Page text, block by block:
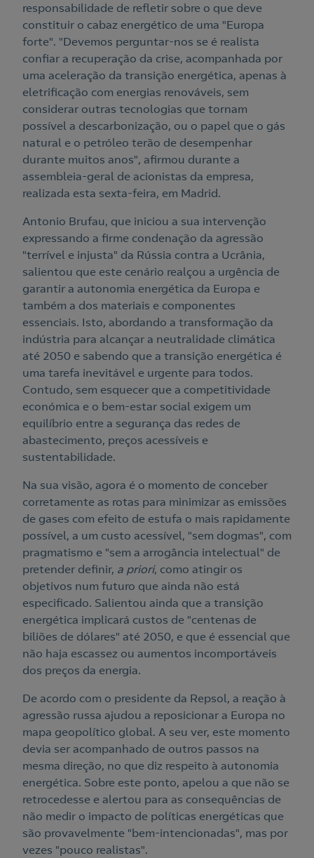
responsabilidade de refletir sobre o que deve
constituir o cabaz energético de uma "Europa
forte". "Devemos perguntar-nos se é realista
confiar a recuperação da crise, acompanhada por
uma aceleração da transição energética, apenas à
eletrificação com energias renováveis, sem
considerar outras tecnologias que tornam
possível a descarbonização, ou o papel que o gás
natural e o petróleo terão de desempenhar
durante muitos anos", afirmou durante a
assembleia-geral de acionistas da empresa,
realizada esta sexta-feira, em Madrid.
Antonio Brufau, que iniciou a sua intervenção
expressando a firme condenação da agressão
"terrível e injusta" da Rússia contra a Ucrânia,
salientou que este cenário realçou a urgência de
garantir a autonomia energética da Europa e
também a dos materiais e componentes
essenciais. Isto, abordando a transformação da
indústria para alcançar a neutralidade climática
até 2050 e sabendo que a transição energética é
uma tarefa inevitável e urgente para todos.
Contudo, sem esquecer que a competitividade
económica e o bem-estar social exigem um
equilíbrio entre a segurança das redes de
abastecimento, preços acessíveis e
sustentabilidade.
Na sua visão, agora é o momento de conceber
corretamente as rotas para minimizar as emissões
de gases com efeito de estufa o mais rapidamente
possível, a um custo acessível, "sem dogmas", com
pragmatismo e "sem a arrogância intelectual" de
pretender definir, a priori, como atingir os
objetivos num futuro que ainda não está
especificado. Salientou ainda que a transição
energética implicará custos de "centenas de
biliões de dólares" até 2050, e que é essencial que
não haja escassez ou aumentos incomportáveis
dos preços da energia.
De acordo com o presidente da Repsol, a reação à
agressão russa ajudou a reposicionar a Europa no
mapa geopolítico global. A seu ver, este momento
devia ser acompanhado de outros passos na
mesma direção, no que diz respeito à autonomia
energética. Sobre este ponto, apelou a que não se
retrocedesse e alertou para as consequências de
não medir o impacto de políticas energéticas que
são provavelmente "bem-intencionadas", mas por
vezes "pouco realistas".